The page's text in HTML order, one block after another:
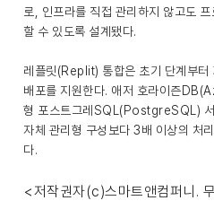
로, 인프라를 직접 관리하지 않고도
할 수 있도록 설계됐다.
레플릿(Replit) 통합은 초기 단계부터
배포를 지원한다. 애저 호라이즌
형 포스트그레SQL(PostgreSQL) 서
자체 관리형 구성보다 3배 이상의 처
다.
<저작권자(c)스마트앤컴퍼니.